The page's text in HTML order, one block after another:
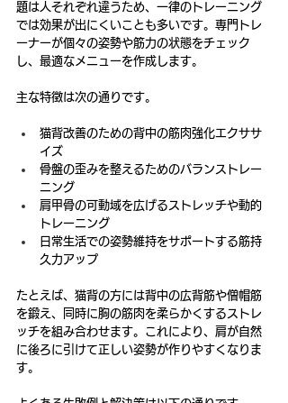
題は人それぞれ違うため、一律のトレーニング
では効果が出にくいことも多いです。専門トレ
ーナーが個々の姿勢や筋力の状態をチェック
し、最適なメニューを作成します。
主な特徴は次の通りです。
猫背改善のための背中の筋肉強化エクササ
イズ
骨盤の歪みを整えるためのバランストレー
ニング
肩甲骨の可動域を広げるストレッチや動的
トレーニング
日常生活での姿勢維持をサポートする筋持
久力アップ
たとえば、猫背の方には背中の広背筋や僧帽筋
を鍛え、同時に胸の筋肉を柔らかくするストレ
ッチを組み合わせます。これにより、肩が自然
に後ろに引けて正しい姿勢が作りやすくなりま
す。